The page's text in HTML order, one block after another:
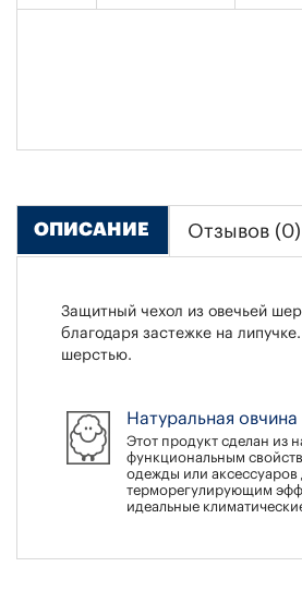
ОПИСАНИЕ Отзывов (0)
Защитный чехол из овечьей
благодаря застежке на
шерстью.
Натуральная овчина
Этот продукт сделан из
функциональным
одежды или
терморегулирующим
идеальные